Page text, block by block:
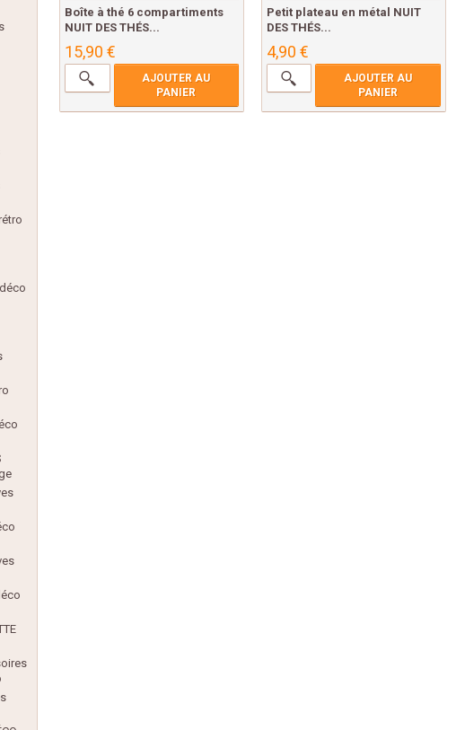
Boîte à thé 6 compartiments
NUIT DES THÉS...
15,90 €
AJOUTER AU
PANIER
Petit plateau en métal NUIT
DES THÉS...
4,90 €
AJOUTER AU
PANIER